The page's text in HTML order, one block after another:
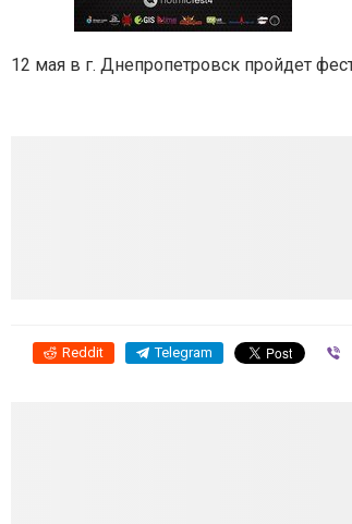
12 мая в г. Днепропетровск пройдет
Reddit Telegram